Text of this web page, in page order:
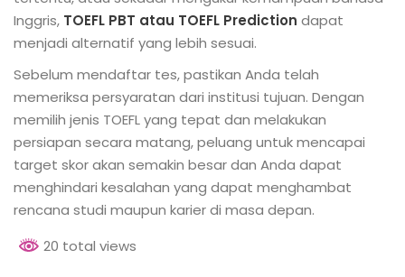
Inggris, TOEFL PBT atau TOEFL Prediction dapat
menjadi alternatif yang lebih sesuai.
Sebelum mendaftar tes, pastikan Anda telah
memeriksa persyaratan dari institusi tujuan. Dengan
memilih jenis TOEFL yang tepat dan melakukan
persiapan secara matang, peluang untuk mencapai
target skor akan semakin besar dan Anda dapat
menghindari kesalahan yang dapat menghambat
rencana studi maupun karier di masa depan.
20 total views